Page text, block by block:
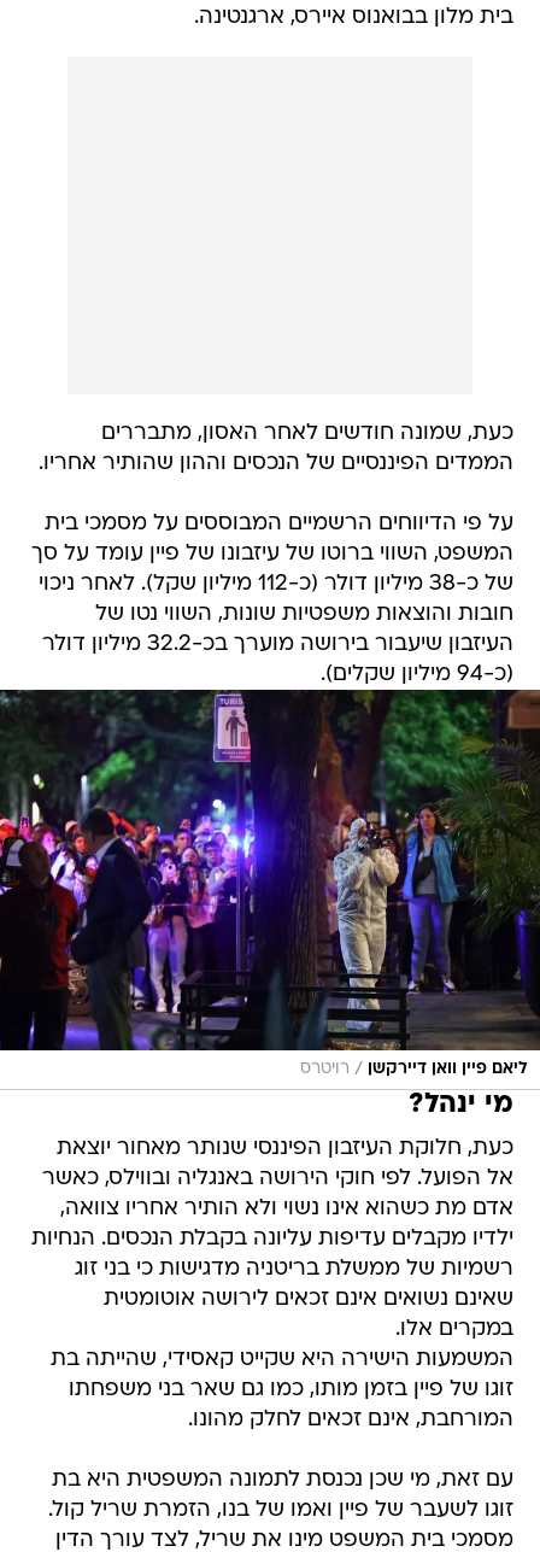
בית מלון בבואנוס איירס, ארגנטינה.
כעת, שמונה חודשים לאחר האסון, מתבררים
הממדים הפיננסיים של הנכסים וההון שהותיר אחריו.
על פי הדיווחים הרשמיים המבוססים על מסמכי בית
המשפט, השווי ברוטו של עיזבונו של פיין עומד על סך
של כ-38 מיליון דולר (כ-112 מיליון שקל). לאחר ניכוי
חובות והוצאות משפטיות שונות, השווי נטו של
העיזבון שיעבור בירושה מוערך בכ-32.2 מיליון דולר
(כ-94 מיליון שקלים).
ליאם פיין וואן דיירקשן / רויטרס
מי ינהל?
כעת, חלוקת העיזבון הפיננסי שנותר מאחור יוצאת
אל הפועל. לפי חוקי הירושה באנגליה ובווילס, כאשר
אדם מת כשהוא אינו נשוי ולא הותיר אחריו צוואה,
ילדיו מקבלים עדיפות עליונה בקבלת הנכסים. הנחיות
רשמיות של ממשלת בריטניה מדגישות כי בני זוג
שאינם נשואים אינם זכאים לירושה אוטומטית
במקרים אלו.
המשמעות הישירה היא שקייט קאסידי, שהייתה בת
זוגו של פיין בזמן מותו, כמו גם שאר בני משפחתו
המורחבת, אינם זכאים לחלק מהונו.
עם זאת, מי שכן נכנסת לתמונה המשפטית היא בת
זוגו לשעבר של פיין ואמו של בנו, הזמרת שריל קול.
מסמכי בית המשפט מינו את שריל, לצד עורך הדין